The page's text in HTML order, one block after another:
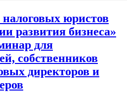
юристов
развития бизнеса»
для
собственников
директоров и